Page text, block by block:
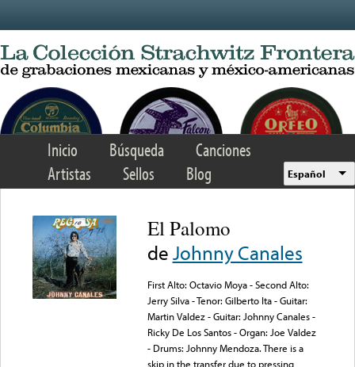
Inicio Búsqueda
Canciones
Artistas
Sellos Blog Español
El Palomo
deJohnny Canales
First Alto: Octavio Moya - Second Alto:
Jerry Silva - Tenor: Gilberto Ita - Guitar:
Martin Valdez - Guitar: Johnny Canales -
Ricky De Los Santos - Organ: Joe Valdez
- Drums: Johnny Mendoza. There is a
skip in the transfer due to pressing